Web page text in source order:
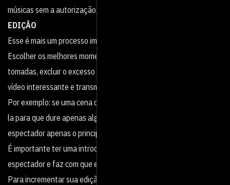
músicas sem a autorização, o YouTube pode excluir seu vídeo.
EDIÇÃO
Esse é mais um processo importante para produzir vídeos.
Escolher os melhores momentos, melhores ângulos, melhores
tomadas, excluir o excesso são decisões cruciais para tornar seu
vídeo interessante e transmitir o que você quer para a audiência.
Por exemplo: se uma cena demora muito tempo, você pode editá-
la para que dure apenas alguns segundos, mostrando ao
espectador apenas o principal, para não ficar cansativa.
É importante ter uma introdução bem elaborada, isso fideliza seu
espectador e faz com que ele se lembre facilmente do seu canal.
Para incrementar sua edição, é legal também utilizar alguns